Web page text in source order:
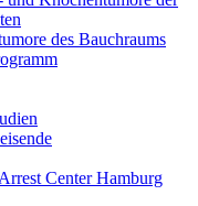
des Bauchraums
Center Hamburg